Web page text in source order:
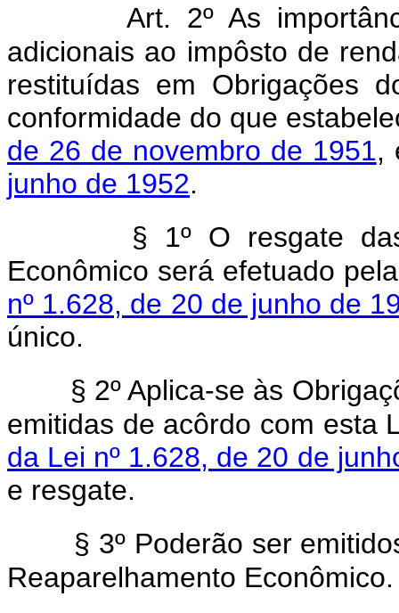
Art. 2º As
adicionais ao impôsto de
restituídas em Obrigações
conformidade do que
de 26 de novembro de 1951,
junho de 1952.
§ 1º O resgate
Econômico será efetuado
nº 1.628, de 20 de junho de
único.
§ 2º Aplica-se às
emitidas de acôrdo com esta
da Lei nº 1.628, de 20 de
e resgate.
§ 3º Poderão ser
Reaparelhamento Econômico.